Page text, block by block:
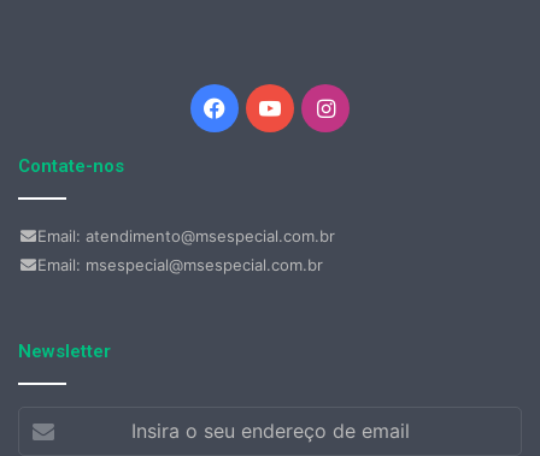
Facebook
YouTubeInstagram
Contate-nos
Email: atendimento@msespecial.com.br
Email: msespecial@msespecial.com.br
Newsletter